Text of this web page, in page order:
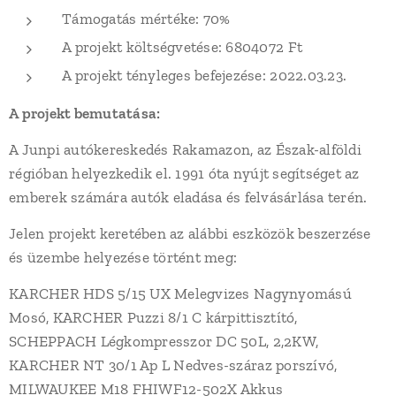
Támogatás mértéke: 70%
A projekt költségvetése: 6804072 Ft
A projekt tényleges befejezése: 2022.03.23.
A projekt bemutatása:
A Junpi autókereskedés Rakamazon, az Észak-alföldi
régióban helyezkedik el. 1991 óta nyújt segítséget az
emberek számára autók eladása és felvásárlása terén.
Jelen projekt keretében az alábbi eszközök beszerzése
és üzembe helyezése történt meg:
KARCHER HDS 5/15 UX Melegvizes Nagynyomású
Mosó, KARCHER Puzzi 8/1 C kárpittisztító,
SCHEPPACH Légkompresszor DC 50L, 2,2KW,
KARCHER NT 30/1 Ap L Nedves-száraz porszívó,
MILWAUKEE M18 FHIWF12-502X Akkus